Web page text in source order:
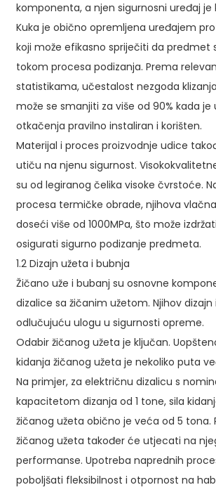
komponenta, a njen sigurnosni uređaj je
Kuka je obično opremljena uređajem
koji može efikasno spriječiti da predmet
tokom procesa podizanja. Prema
statistikama, učestalost nezgoda
može se smanjiti za više od 90% kada
otkačenja pravilno instaliran i korišten.
Materijal i proces proizvodnje udice
utiču na njenu sigurnost.
su od legiranog čelika visoke čvrstoće.
procesa termičke obrade, njihova
doseći više od 1000MPa, što može
osigurati sigurno podizanje predmeta.
1.2 Dizajn užeta i bubnja
Žičano uže i bubanj su osnovne
dizalice sa žičanim užetom. Njihov dizajn
odlučujuću ulogu u sigurnosti opreme.
Odabir žičanog užeta je ključan.
kidanja žičanog užeta je nekoliko puta
Na primjer, za električnu dizalicu s
kapacitetom dizanja od 1 tone, sila
žičanog užeta obično je veća od 5 tona.
žičanog užeta također će utjecati na
performanse. Upotreba naprednih
poboljšati fleksibilnost i otpornost na